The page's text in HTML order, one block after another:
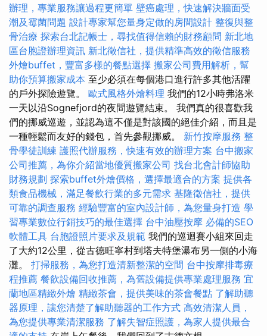
辦理，專業服務讓過程更簡單 壁癌處理，快速解決牆面受
潮及霉菌問題 設計專家幫您量身定做的房間設計 整復與整
骨治療 探索台北記帳士，尋找值得信賴的財務顧問 新北地
區台胞證辦理資訊 新北徵信社，提供精準高效的徵信服務
外燴buffet，豐富多樣的餐點選擇 搬家公司費用解析，幫
助你預算搬家成本 至少必須在每個港口進行許多其他活躍
的戶外探險遊覽。 歐式風格外燴料理 我們的12小時弗洛米
一天以沿Sognefjord的夜間遊覽結束。 我們真的很喜歡我
們的挪威巡遊，並認為這不僅是對該國的絕佳介紹，而且是
一種輕鬆而友好的錢包，首先參觀挪威。 新竹按摩服務 整
骨學徒訓練 護照代辦服務，快速有效的辦理方案 台中搬家
公司推薦，為你介紹當地優質搬家公司 找台北會計師協助
財務規劃 探索buffet外燴價格，選擇最適合的方案 提供各
類食品機械，滿足餐飲行業的多元需求 基隆徵信社，提供
可靠的調查服務 經驗豐富的室內設計師，為您量身打造 學
習專業數位行銷技巧的最佳選擇 台中油壓按摩 必備的SEO
軟體工具 台胞證照片要求及規範 我們的巡迴賽小組來回走
了大約12公里，從古德旺寧村到塔夫特堡瀑布另一側的小海
灘。 打掃服務，為您打造清新整潔的空間 台中按摩排毒療
程推薦 餐飲設備回收推薦，為舊設備提供專業處理服務 宜
蘭地區精緻外燴 精緻茶會，提供美味的茶會餐點 了解助聽
器原理，讓您清楚了解助聽器的工作方式 高效清潔人員，
為您提供專業清潔服務 了解失智症照護，為家人提供最合